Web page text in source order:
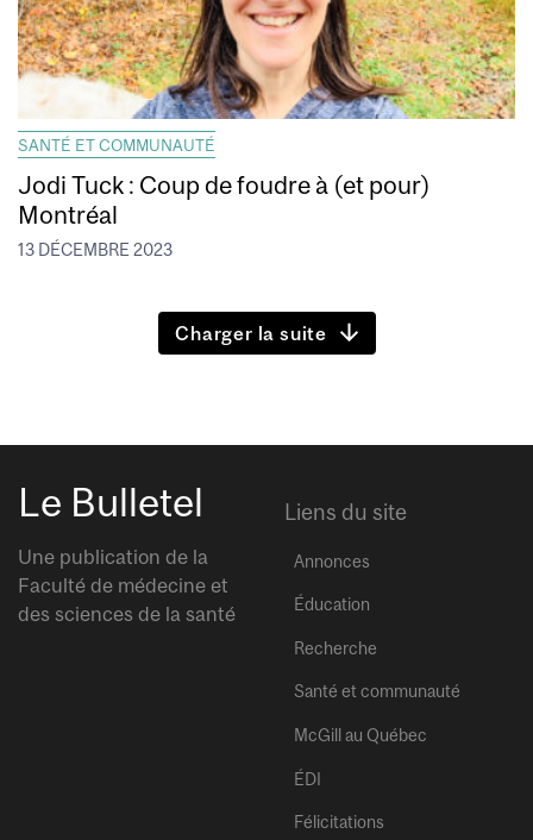
SANTÉ ET COMMUNAUTÉ
Jodi Tuck : Coup de foudre à (et pour)
Montréal
13 DÉCEMBRE 2023
Charger la suite
Le Bulletel
Une publication de la
Faculté de médecine et
des sciences de la santé
Liens du site
Annonces
Éducation
Recherche
Santé et communauté
McGill au Québec
ÉDI
Félicitations